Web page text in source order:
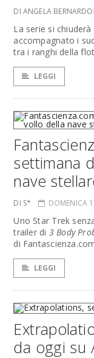
DI ANGELA
La serie si
accompagnato i
tra i ranghi della
LEGGI
settimana
nave
DI S* DOMENICA
Uno Star Trek
trailer di 3 Body
di
LEGGI
da oggi su